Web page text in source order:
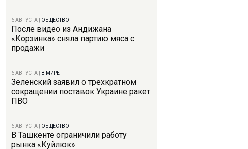
6 АВГУСТА ОБЩЕСТВО
После видео из Андижана
«Корзинка» сняла партию мяса с
продажи
6 АВГУСТА В МИРЕ
Зеленский заявил о трехкратном
сокращении поставок Украине ракет
ПВО
6 АВГУСТА ОБЩЕСТВО
В Ташкенте ограничили работу
рынка «Куйлюк»